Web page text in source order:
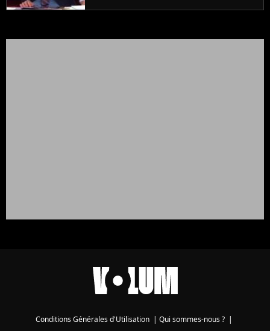
Conditions Générales d'Utilisation | Qui sommes-nous ? |